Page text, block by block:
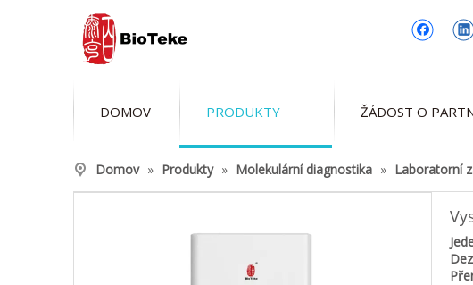
DOMOV PRODUKTY ŽÁDOST O
Domov » Produkty » Molekulární diagnostika » Laboratorní